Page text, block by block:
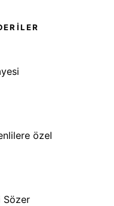
özel
Sözer